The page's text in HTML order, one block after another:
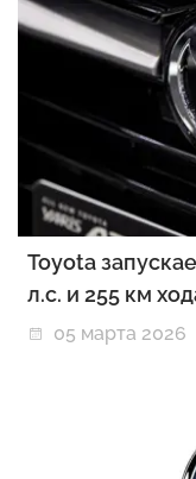
Toyota
л.с. и 255 км
05 марта 2026